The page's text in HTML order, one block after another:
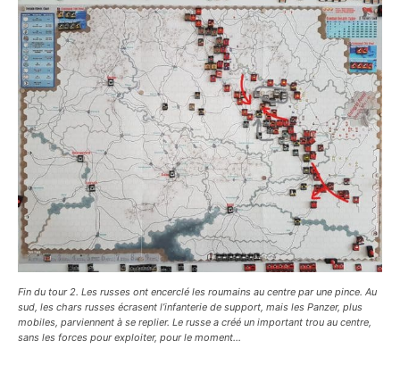
Fin du tour 2. Les russes ont encerclé les roumains au centre par une pince. Au
sud, les chars russes écrasent l’infanterie de support, mais les Panzer, plus
mobiles, parviennent à se replier. Le russe a créé un important trou au centre,
sans les forces pour exploiter, pour le moment…